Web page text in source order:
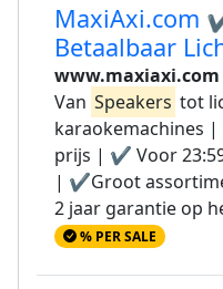
MaxiAxi.com
Betaalbaar
www.maxiaxi.com
Van Speakers tot
karaokemachines
prijs | ✔ Voor
| ✔Groot
2 jaar garantie op
% PER SALE